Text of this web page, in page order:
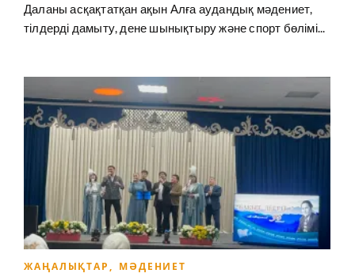
Даланы асқақтатқан ақын Алға аудандық мәдениет,
тілдерді дамыту, дене шынықтыру және спорт бөлімі...
ЖАҢАЛЫҚТАР, МӘДЕНИЕТ